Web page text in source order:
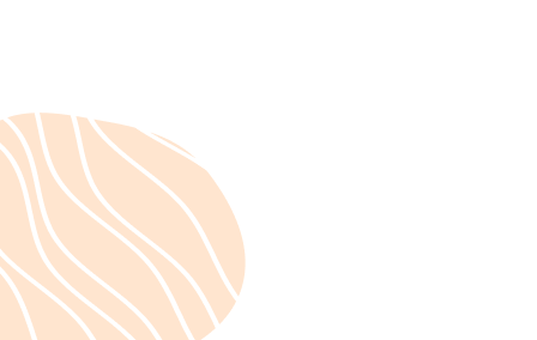
September 5, 2023
Ateliers découvertes à
BORDEAUX avec Melle